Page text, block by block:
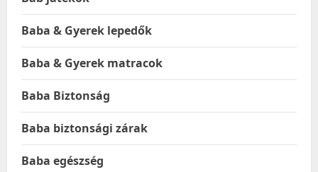
Baba & Gyerek lepedők
Baba & Gyerek matracok
Baba Biztonság
Baba biztonsági zárak
Baba egészség